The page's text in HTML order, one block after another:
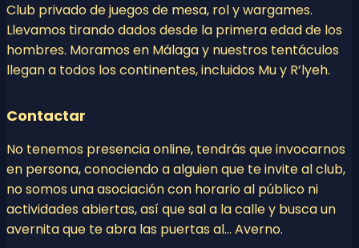
Club privado de juegos de mesa, rol y wargames.
Llevamos tirando dados desde la primera edad de los
hombres. Moramos en Málaga y nuestros tentáculos
llegan a todos los continentes, incluidos Mu y R’lyeh.
Contactar
No tenemos presencia online, tendrás que invocarnos
en persona, conociendo a alguien que te invite al club,
no somos una asociación con horario al público ni
actividades abiertas, así que sal a la calle y busca un
avernita que te abra las puertas al… Averno.